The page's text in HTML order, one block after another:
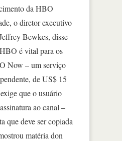
da HBO
o diretor executivo
Bewkes, disse
é vital para os
Now – um serviço
de US$ 15
que o usuário
ao canal –
que deve ser copiada
matéria don